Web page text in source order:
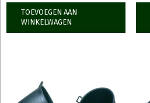
TOEVOEGEN AAN
WINKELWAGEN